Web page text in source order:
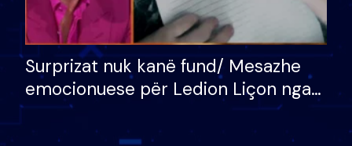
Surprizat nuk kanë fund/ Mesazhe
emocionuese për Ledion Liçon nga
nëna dhe fëmijët e tij, moderatori
nuk i mban dot lotët: Nuk meritoj…